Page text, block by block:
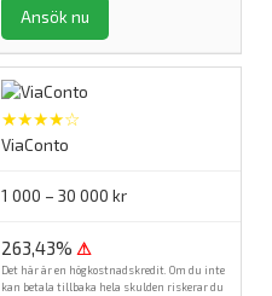
Ansök nu
★★★★☆
ViaConto
1 000 – 30 000 kr
263,43% ⚠
Det här är en högkostnadskredit. Om du inte
kan betala tillbaka hela skulden riskerar du